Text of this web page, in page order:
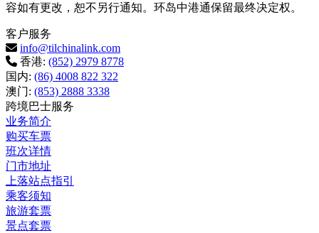
容如有更改，恕不另行通知。环岛中港通保留最终决定权。
客户服务
info@tilchinalink.com
香港: (852) 2979 8778
国内: (86) 4008 822 322
澳门: (853) 2888 3338
跨境巴士服务
业务简介
购买车票
班次详情
门市地址
上落站点指引
乘客须知
旅游套票
景点套票